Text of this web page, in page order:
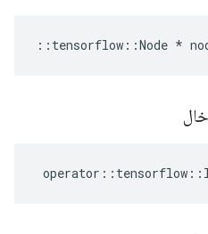
:: tensorflow ::Node *
operator :: tensorflow ::